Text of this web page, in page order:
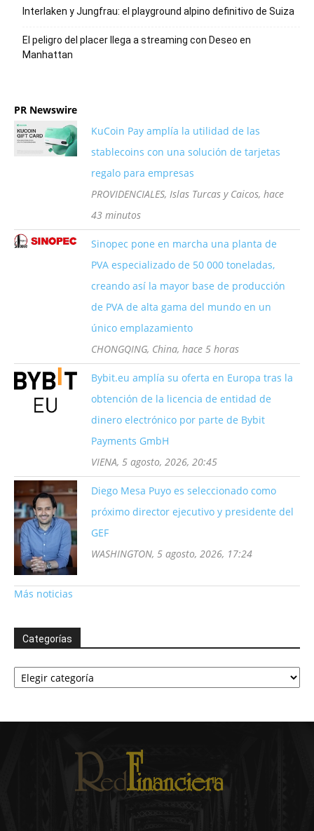
Interlaken y Jungfrau: el playground alpino definitivo de Suiza
El peligro del placer llega a streaming con Deseo en
Manhattan
PR Newswire
KuCoin Pay amplía la utilidad de las
stablecoins con una solución de tarjetas
regalo para empresas
PROVIDENCIALES, Islas Turcas y Caicos, hace
43 minutos
Sinopec pone en marcha una planta de
PVA especializado de 50 000 toneladas,
creando así la mayor base de producción
de PVA de alta gama del mundo en un
único emplazamiento
CHONGQING, China, hace 5 horas
Bybit.eu amplía su oferta en Europa tras la
obtención de la licencia de entidad de
dinero electrónico por parte de Bybit
Payments GmbH
VIENA, 5 agosto, 2026, 20:45
Diego Mesa Puyo es seleccionado como
próximo director ejecutivo y presidente del
GEF
WASHINGTON, 5 agosto, 2026, 17:24
Más noticias
Categorías
Categorías